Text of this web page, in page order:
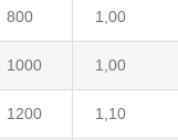
800 1,00
1000 1,00
1200 1,10